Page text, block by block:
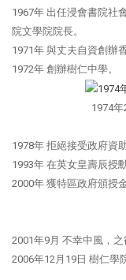
1967年 出任浸會書院社
院文學院院長。
1971年 與丈夫自資創辦
1972年 創辦樹仁中學。
1974年
1978年 拒絕接受政府資
1993年 在英女皇壽辰授
2000年 獲特區政府頒授
2001年9月 不幸中風，之
2006年12月19日 樹仁學